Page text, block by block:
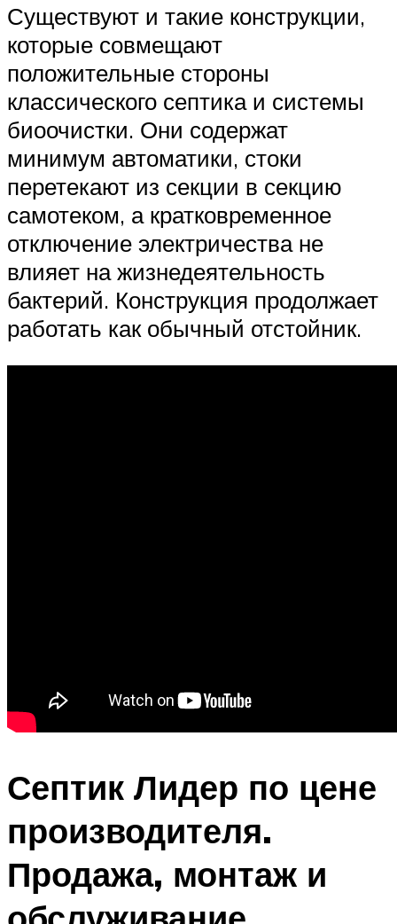
Существуют и такие конструкции,
которые совмещают
положительные стороны
классического септика и системы
биоочистки. Они содержат
минимум автоматики, стоки
перетекают из секции в секцию
самотеком, а кратковременное
отключение электричества не
влияет на жизнедеятельность
бактерий. Конструкция продолжает
работать как обычный отстойник.
Септик Лидер по цене
производителя.
Продажа, монтаж и